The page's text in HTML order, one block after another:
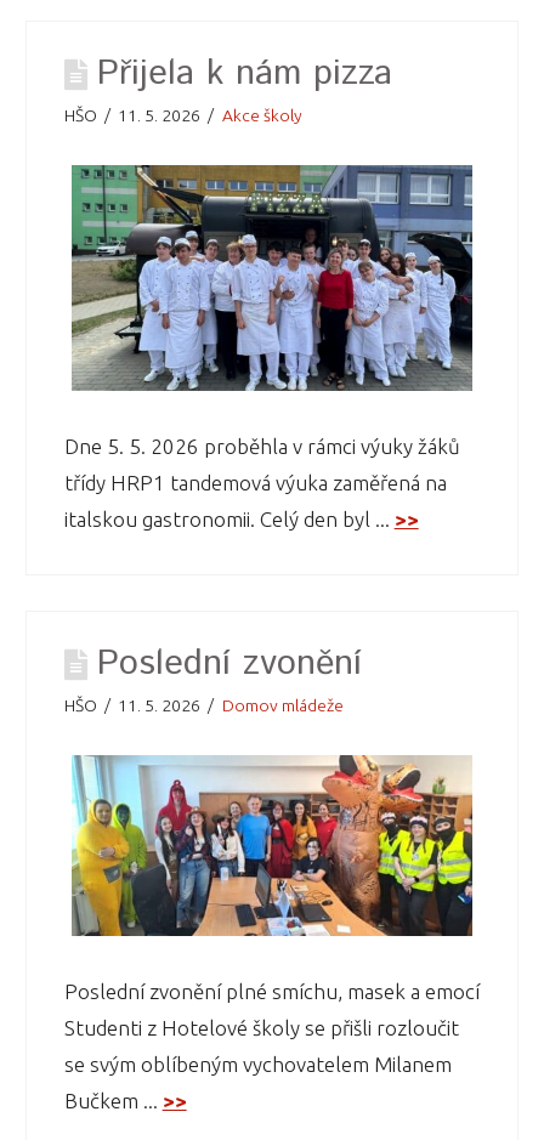
Přijela k nám pizza
HŠO 11. 5. 2026 Akce školy
Dne 5. 5. 2026 proběhla v rámci výuky žáků
třídy HRP1 tandemová výuka zaměřená na
italskou gastronomii. Celý den byl ... >>
Poslední zvonění
HŠO 11. 5. 2026 Domov mládeže
Poslední zvonění plné smíchu, masek a emocí
Studenti z Hotelové školy se přišli rozloučit
se svým oblíbeným vychovatelem Milanem
Bučkem ... >>